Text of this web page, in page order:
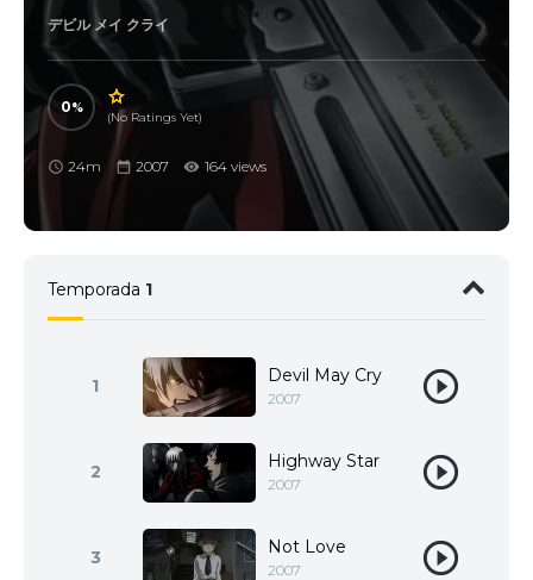
デビル メイ クライ
0
(No Ratings Yet)
24m 2007 164 views
Temporada 1
1 Devil May Cry
2007
2 Highway Star
2007
3 Not Love
2007